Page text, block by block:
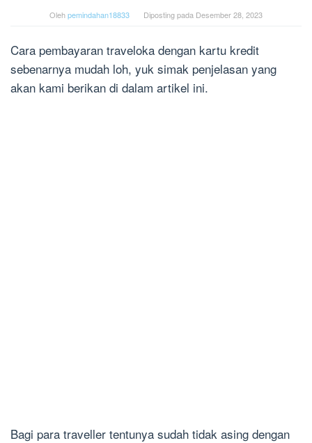
Olehpemindahan18833 Diposting pada Desember 28, 2023
Cara pembayaran traveloka dengan kartu kredit
sebenarnya mudah loh, yuk simak penjelasan yang
akan kami berikan di dalam artikel ini.
Bagi para traveller tentunya sudah tidak asing dengan